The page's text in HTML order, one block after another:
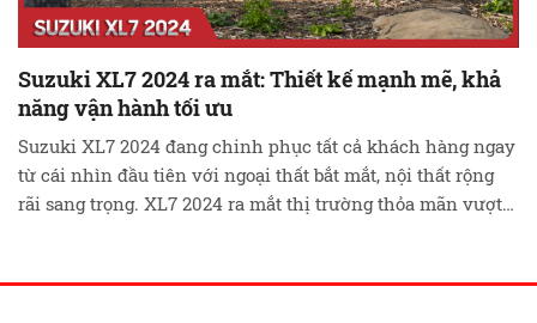
Suzuki XL7 2024 ra mắt: Thiết kế mạnh mẽ, khả
năng vận hành tối ưu
Suzuki XL7 2024 đang chinh phục tất cả khách hàng ngay
từ cái nhìn đầu tiên với ngoại thất bắt mắt, nội thất rộng
rãi sang trọng. XL7 2024 ra mắt thị trường thỏa mãn vượt